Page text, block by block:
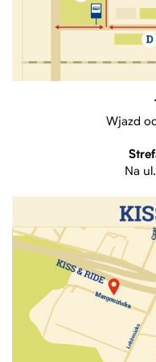
Wjazd
Na